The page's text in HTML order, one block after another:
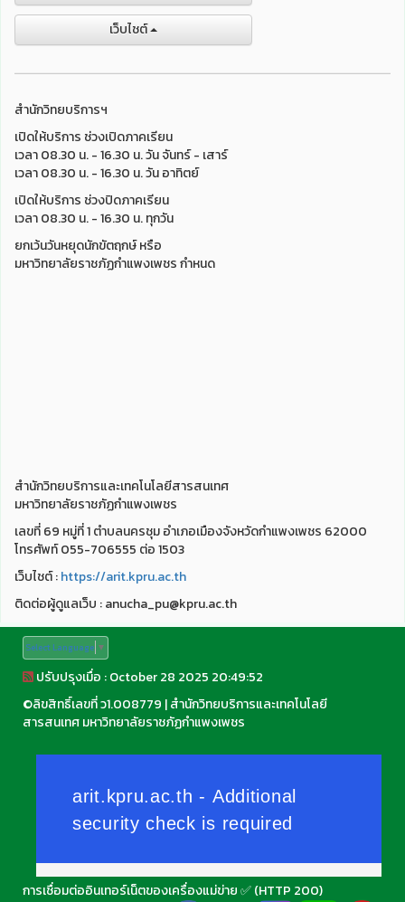
เว็บไชต์
สำนักวิทยบริการฯ
เปิดให้บริการ ช่วงเปิดภาคเรียน
เวลา 08.30 น. - 16.30 น. วัน จันทร์ - เสาร์
เวลา 08.30 น. - 16.30 น. วัน อาทิตย์
เปิดให้บริการ ช่วงปิดภาคเรียน
เวลา 08.30 น. - 16.30 น. ทุกวัน
ยกเว้นวันหยุดนักขัตฤกษ์ หรือ
มหาวิทยาลัยราชภัฏกำแพงเพชร กำหนด
สำนักวิทยบริการและเทคโนโลยีสารสนเทศ
มหาวิทยาลัยราชภัฏกำแพงเพชร
เลขที่ 69 หมู่ที่ 1 ตำบลนครชุม อำเภอเมืองจังหวัดกำแพงเพชร 62000
โทรศัพท์ 055-706555 ต่อ 1503
เว็บไชต์ :https://arit.kpru.ac.th
ติดต่อผู้ดูแลเว็บ : anucha_pu@kpru.ac.th
Select Language ▼
ปรับปรุงเมื่อ : October 28 2025 20:49:52
©ลิขสิทธิ์เลขที่ ว1.008779 |สำนักวิทยบริการและเทคโนโลยี
สารสนเทศ มหาวิทยาลัยราชภัฏกำแพงเพชร
การเชื่อมต่ออินเทอร์เน็ตของเครื่องแม่ข่าย ✅ (HTTP 200)